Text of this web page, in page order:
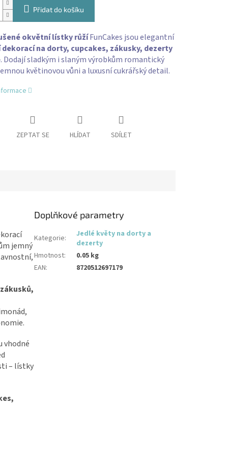
Přidat do košíku
okvětní lístky růžíFunCakes jsou elegantní
na dorty, cupcakes, zákusky, dezerty
. Dodají sladkým i slaným výrobkům romantický
květinovou vůni a luxusní cukrářský detail.
ZEPTAT SE HLÍDAT SDÍLET
jemný
vhodné
– lístky
Doplňkové parametry
Kategorie:
Jedlé květy na dorty a
dezerty
Hmotnost:
0.05 kg
EAN: 8720512697179